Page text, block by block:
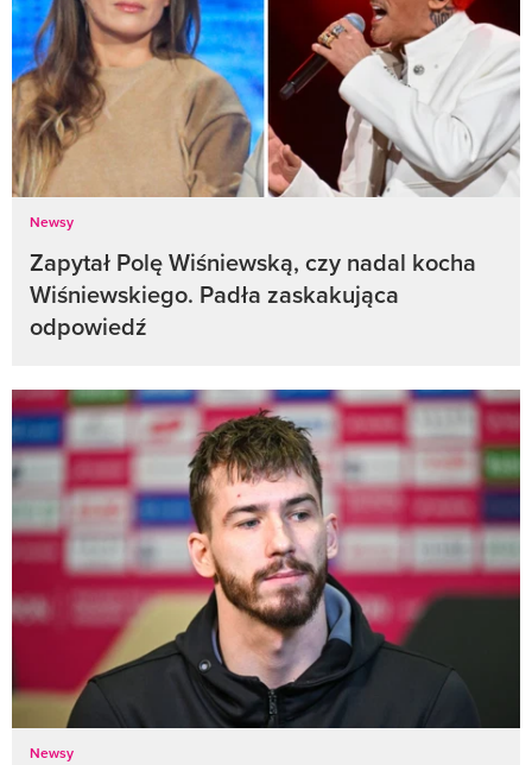
Newsy
Zapytał Polę Wiśniewską, czy nadal kocha
Wiśniewskiego. Padła zaskakująca
odpowiedź
Newsy